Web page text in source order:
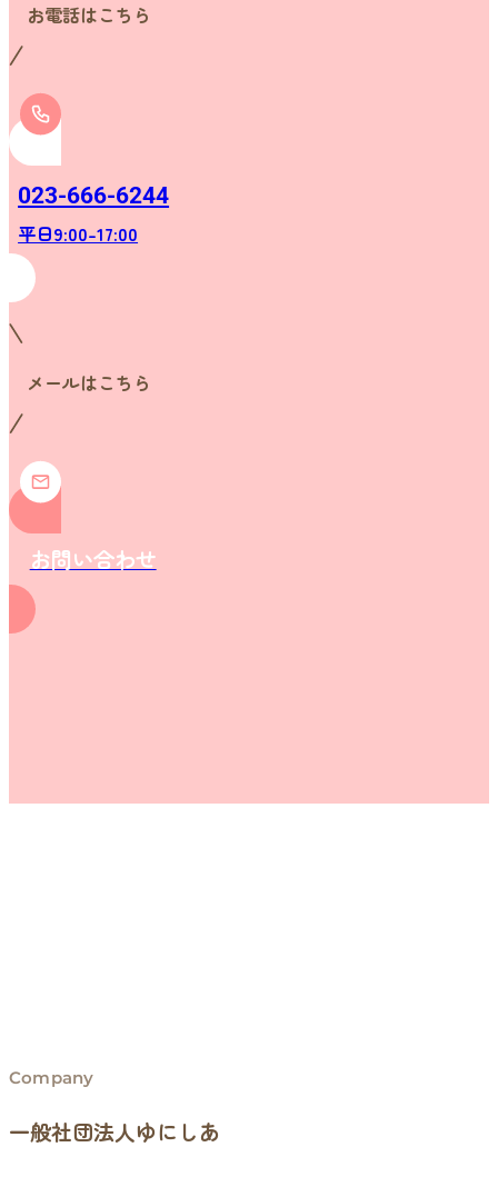
お電話はこちら
023-666-6244
平日9:00-17:00
メールはこちら
お問い合わせ
Company
一般社団法人ゆにしあ